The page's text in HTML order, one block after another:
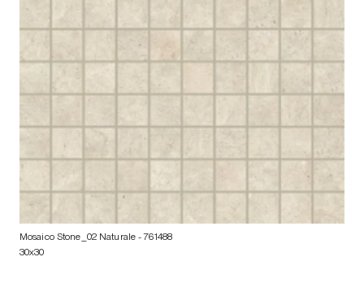
Mosaico Stone_02 Naturale - 761488
30x30